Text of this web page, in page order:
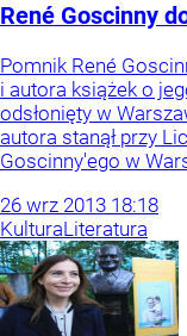
René Goscinny
Pomnik René
i autora książek o
odsłonięty w
autora stanął przy
Goscinny'ego w
26 wrz 2013 18:18
KulturaLiteratura